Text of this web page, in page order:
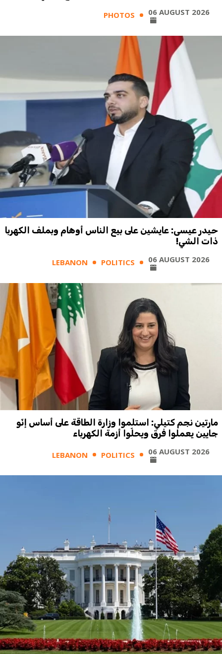
PHOTOS 06 AUGUST 2026
حيدر عيسى: عايشين على بيع الناس أوهام وبملف الكهربا
ذات الشي!
LEBANON POLITICS 06 AUGUST 2026
مارتين نجم كتيلي: استلموا وزارة الطاقة على أساس إنّو
جايين يعملوا فرق ويحلّوا أزمة الكهرباء
LEBANON POLITICS 06 AUGUST 2026